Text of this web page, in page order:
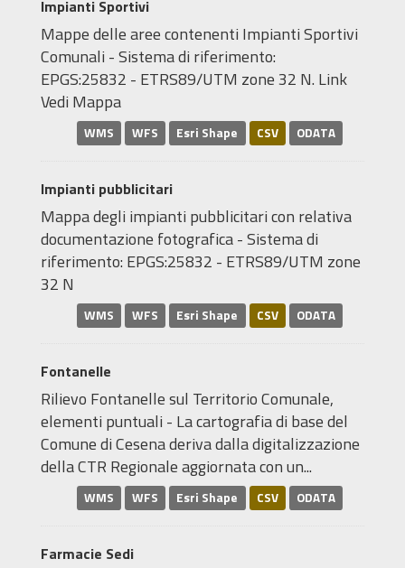
Impianti Sportivi
Mappe delle aree contenenti Impianti Sportivi
Comunali - Sistema di riferimento:
EPGS:25832 - ETRS89/UTM zone 32 N. Link
Vedi Mappa
WMS WFS Esri Shape CSV ODATA
Impianti pubblicitari
Mappa degli impianti pubblicitari con relativa
documentazione fotografica - Sistema di
riferimento: EPGS:25832 - ETRS89/UTM zone
32 N
WMS WFS Esri Shape CSV ODATA
Fontanelle
Rilievo Fontanelle sul Territorio Comunale,
elementi puntuali - La cartografia di base del
Comune di Cesena deriva dalla digitalizzazione
della CTR Regionale aggiornata con un...
WMS WFS Esri Shape CSV ODATA
Farmacie Sedi